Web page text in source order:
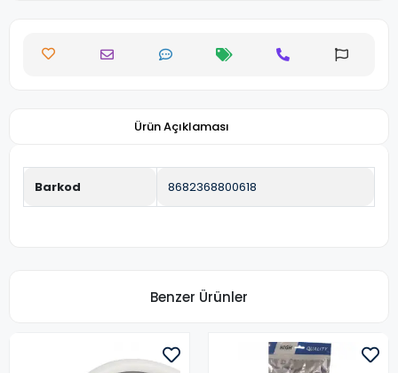
Ürün Açıklaması
Barkod 8682368800618
Benzer Ürünler